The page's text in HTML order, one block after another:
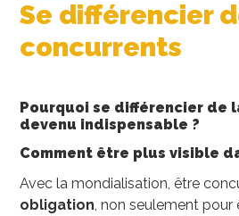
Se différencier
concurrents
Pourquoi se différencier de
devenu indispensable ?
Comment être plus visible
Avec la mondialisation, être
obligation , non seulement